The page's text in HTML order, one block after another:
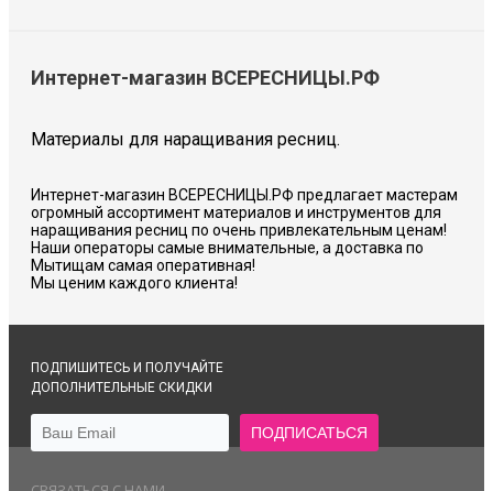
Интернет-магазин ВСЕРЕСНИЦЫ.РФ
Материалы для наращивания ресниц.
Интернет-магазин ВСЕРЕСНИЦЫ.РФ предлагает мастерам
огромный ассортимент материалов и инструментов для
наращивания ресниц по очень привлекательным ценам!
Наши операторы самые внимательные, а доставка по
Мытищам самая оперативная!
Мы ценим каждого клиента!
ПОДПИШИТЕСЬ И ПОЛУЧАЙТЕ
ДОПОЛНИТЕЛЬНЫЕ СКИДКИ